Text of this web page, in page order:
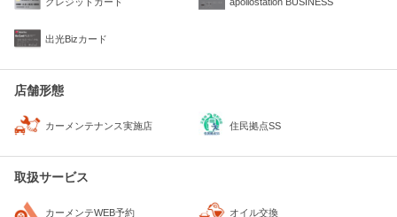
出光Bizカード
店舗形態
カーメンテナンス実施店 住民拠点SS
取扱サービス
カーメンテWEB予約 オイル交換